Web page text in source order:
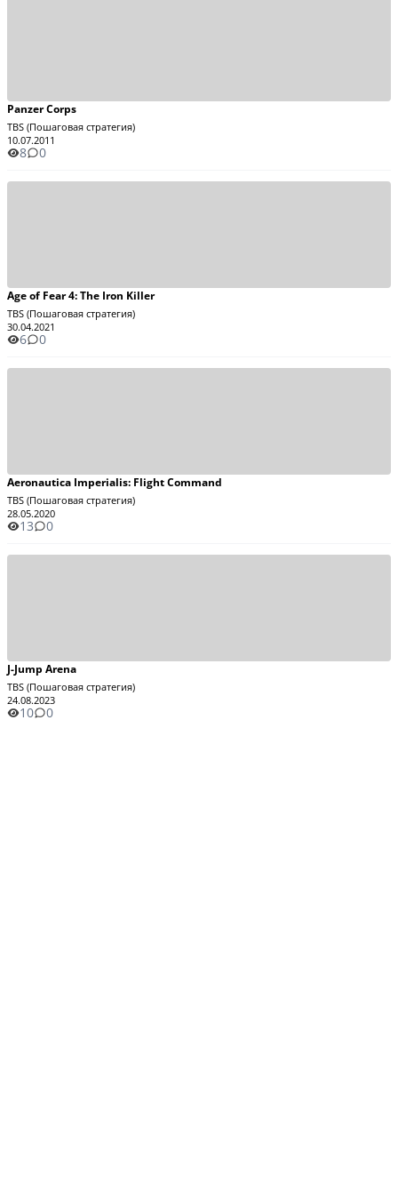
Panzer Corps
TBS (Пошаговая стратегия)
10.07.2011
8 0
Age of Fear 4: The Iron Killer
TBS (Пошаговая стратегия)
30.04.2021
6 0
Aeronautica Imperialis: Flight Command
TBS (Пошаговая стратегия)
28.05.2020
13 0
J-Jump Arena
TBS (Пошаговая стратегия)
24.08.2023
10 0